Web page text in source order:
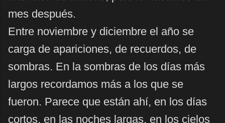
mes después.
Entre noviembre y diciembre el año se
carga de apariciones, de recuerdos, de
sombras. En la sombras de los días más
largos recordamos más a los que se
fueron. Parece que están ahí, en los días
cortos, en las noches largas, en los cielos